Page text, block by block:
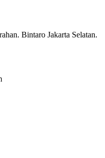
Bintaro Jakarta Selatan.